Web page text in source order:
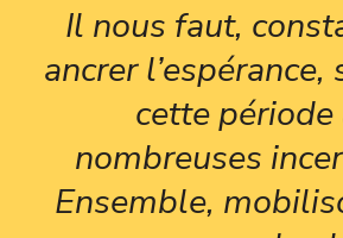
Il nous faut,
ancrer
cette période
nombreuses
Ensemble,